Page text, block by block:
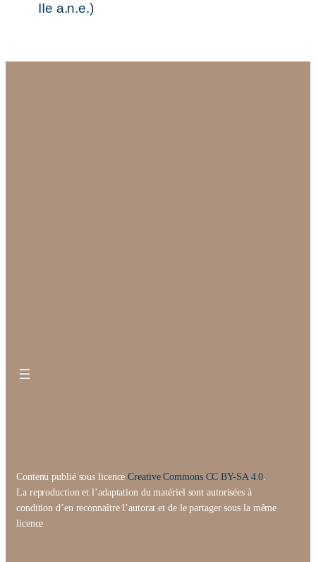
IIe a.n.e.)
Contenu publié sous licenceCreative Commons CC BY-SA 4.0
La reproduction et l’adaptation du matériel sont autorisées à
condition d’en reconnaître l’autorat et de le partager sous la même
licence